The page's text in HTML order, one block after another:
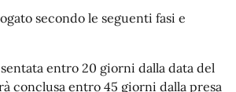
secondo le seguenti fasi e
entro 20 giorni dalla data del
conclusa entro 45 giorni dalla presa